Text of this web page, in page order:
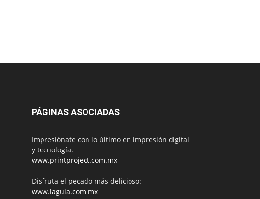
PÁGINAS ASOCIADAS
Impresiónate con lo último en impresión digital
y tecnología:
www.printproject.com.mx
Disfruta el pecado más delicioso:
www.lagula.com.mx